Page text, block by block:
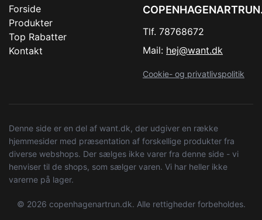
Forside
Produkter
Top Rabatter
Kontakt
Tlf. 78768672
Mail: hej@want.dk
Cookie- og privatlivspolitik
Denne side er en del af want.dk, der udgiver en række
hjemmesider med præsentation af forskellige produkter fra
diverse webshops. Der sælges ikke varer fra denne side - vi
henviser til de shops, som sælger varen. Vi har heller ikke
varerne på lager.
© 2026 copenhagenartrun.dk. Alle rettigheder forbeholdes.